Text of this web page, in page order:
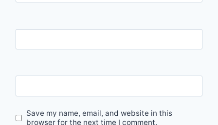
Save my name, email, and website in this
browser for the next time I comment.